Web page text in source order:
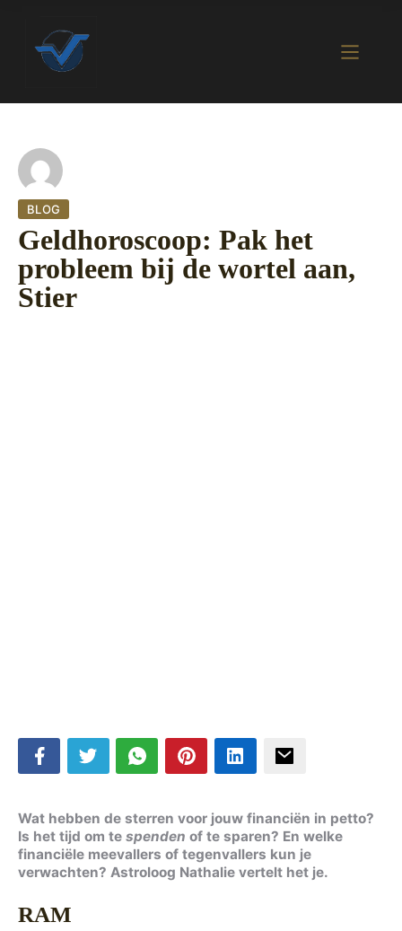
BLOG
Geldhoroscoop: Pak het
probleem bij de wortel aan,
Stier
Wat hebben de sterren voor jouw financiën in petto?
Is het tijd om te spenden of te sparen? En welke
financiële meevallers of tegenvallers kun je
verwachten? Astroloog Nathalie vertelt het je.
RAM